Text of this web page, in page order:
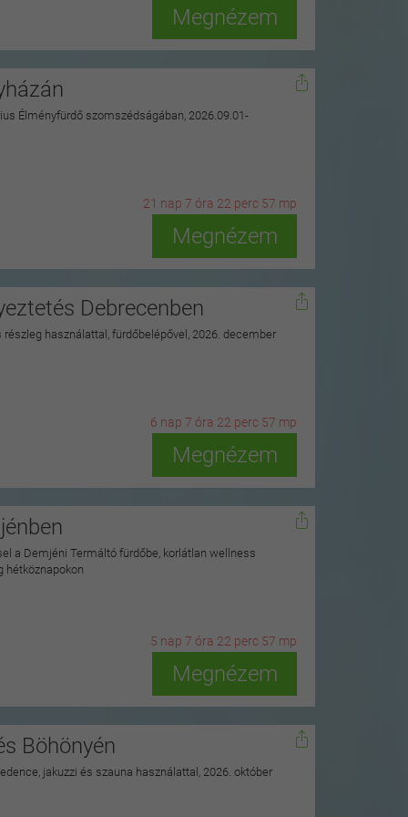
Megnézem
Élményfürdő szomszédságában, 2026.09.01-
21 nap 7 óra 22 perc 55 mp
Megnézem
Debrecenben
használattal, fürdőbelépővel, 2026. december
6 nap 7 óra 22 perc 55 mp
Megnézem
a Demjéni Termáltó fürdőbe, korlátlan wellness
hétköznapokon
5 nap 7 óra 22 perc 55 mp
Megnézem
Böhönyén
jakuzzi és szauna használattal, 2026. október